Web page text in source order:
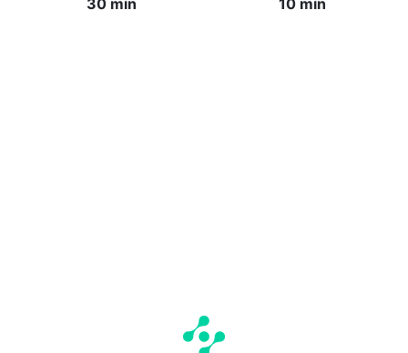
30 min
10 min